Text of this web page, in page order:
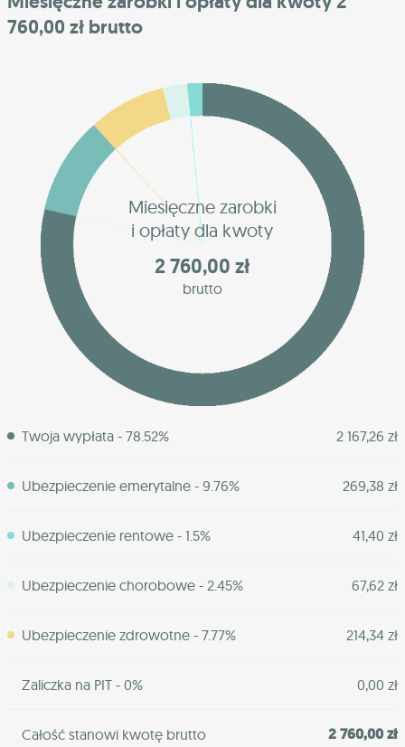
760,00 zł brutto
Miesięczne zarobki
i opłaty dla kwoty
2 760,00 zł
brutto
Twoja wypłata - 78.52% 2 167,26 zł
Ubezpieczenie emerytalne - 9.76% 269,38 zł
Ubezpieczenie rentowe - 1.5% 41,40 zł
Ubezpieczenie chorobowe - 2.45% 67,62 zł
Ubezpieczenie zdrowotne - 7.77% 214,34 zł
Zaliczka na PIT - 0% 0,00 zł
Całość stanowi kwotę brutto 2 760,00 zł